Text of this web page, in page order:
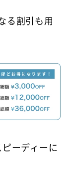
る割引も用
ーディーに